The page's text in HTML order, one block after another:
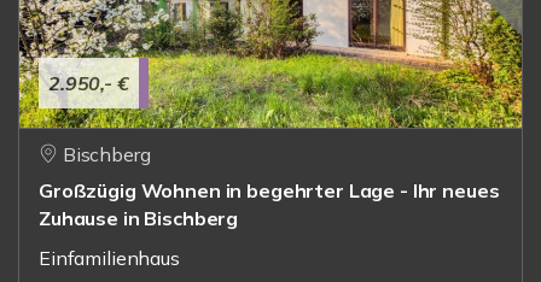
2.950,- €
Bischberg
Großzügig Wohnen in begehrter Lage - Ihr neues
Zuhause in Bischberg
Einfamilienhaus